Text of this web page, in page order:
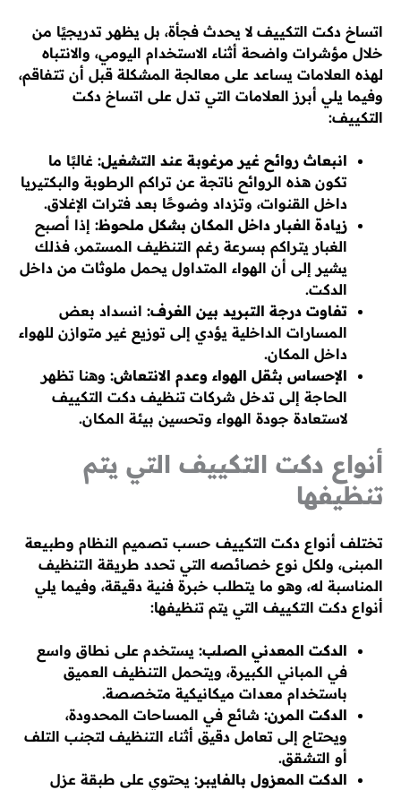
اتساخ دكت التكييف لا يحدث فجأة، بل يظهر تدريجيًا من
خلال مؤشرات واضحة أثناء الاستخدام اليومي، والانتباه
لهذه العلامات يساعد على معالجة المشكلة قبل أن تتفاقم،
وفيما يلي أبرز العلامات التي تدل على اتساخ دكت
التكييف:
انبعاث روائح غير مرغوبة عند التشغيل: غالبًا ما
تكون هذه الروائح ناتجة عن تراكم الرطوبة والبكتيريا
داخل القنوات، وتزداد وضوحًا بعد فترات الإغلاق.
زيادة الغبار داخل المكان بشكل ملحوظ: إذا أصبح
الغبار يتراكم بسرعة رغم التنظيف المستمر، فذلك
يشير إلى أن الهواء المتداول يحمل ملوثات من داخل
الدكت.
تفاوت درجة التبريد بين الغرف: انسداد بعض
المسارات الداخلية يؤدي إلى توزيع غير متوازن للهواء
داخل المكان.
الإحساس بثقل الهواء وعدم الانتعاش: وهنا تظهر
الحاجة إلى تدخل شركات تنظيف دكت التكييف
لاستعادة جودة الهواء وتحسين بيئة المكان.
أنواع دكت التكييف التي يتم
تنظيفها
تختلف أنواع دكت التكييف حسب تصميم النظام وطبيعة
المبنى، ولكل نوع خصائصه التي تحدد طريقة التنظيف
المناسبة له، وهو ما يتطلب خبرة فنية دقيقة، وفيما يلي
أنواع دكت التكييف التي يتم تنظيفها:
الدكت المعدني الصلب: يستخدم على نطاق واسع
في المباني الكبيرة، ويتحمل التنظيف العميق
باستخدام معدات ميكانيكية متخصصة.
الدكت المرن: شائع في المساحات المحدودة،
ويحتاج إلى تعامل دقيق أثناء التنظيف لتجنب التلف
أو التشقق.
الدكت المعزول بالفايبر: يحتوي على طبقة عزل